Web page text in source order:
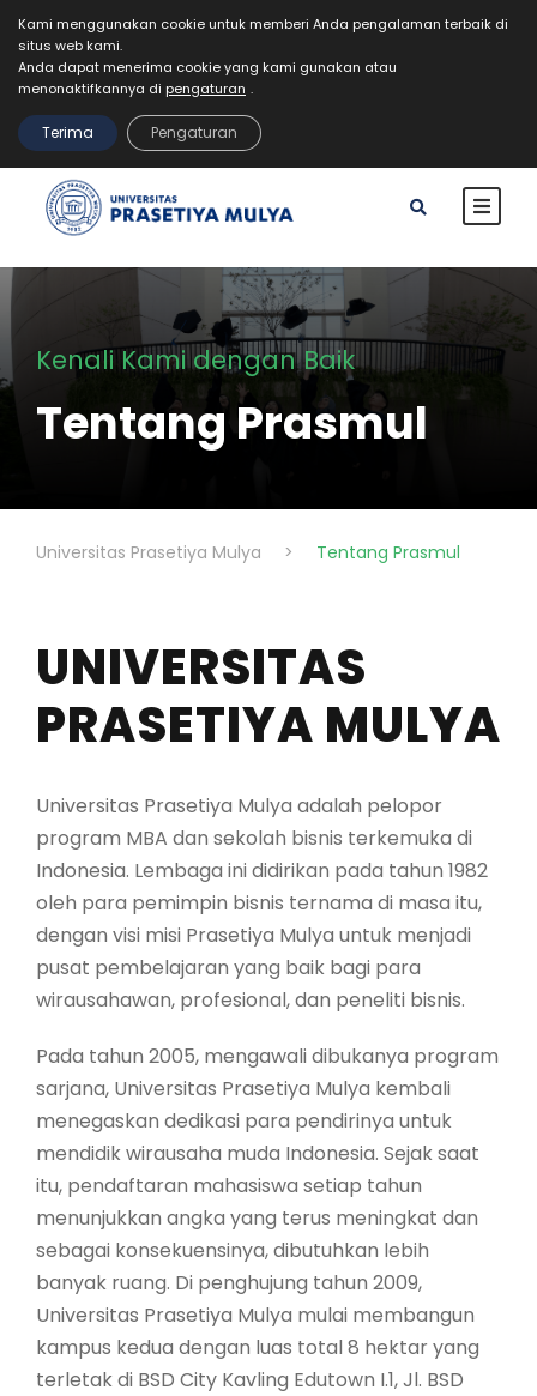
Mahasiswa Staff Alumni
VR Kampus Tur
MyPrasmul
REGISTRASI
Kenali Kami dengan Baik
Tentang Prasmul
Universitas Prasetiya Mulya > Tentang Prasmul
UNIVERSITAS
PRASETIYA MULYA
Universitas Prasetiya Mulya adalah pelopor
program MBA dan sekolah bisnis terkemuka di
Indonesia. Lembaga ini didirikan pada tahun 1982
oleh para pemimpin bisnis ternama di masa itu,
dengan visi misi Prasetiya Mulya untuk menjadi
pusat pembelajaran yang baik bagi para
wirausahawan, profesional, dan peneliti bisnis.
Pada tahun 2005, mengawali dibukanya program
sarjana, Universitas Prasetiya Mulya kembali
menegaskan dedikasi para pendirinya untuk
mendidik wirausaha muda Indonesia. Sejak saat
itu, pendaftaran mahasiswa setiap tahun
menunjukkan angka yang terus meningkat dan
sebagai konsekuensinya, dibutuhkan lebih
banyak ruang. Di penghujung tahun 2009,
Universitas Prasetiya Mulya mulai membangun
kampus kedua dengan luas total 8 hektar yang
terletak di BSD City Kavling Edutown I.1, Jl. BSD
Kami menggunakan cookie untuk memberi Anda pengalaman terbaik di
situs web kami.
Anda dapat menerima cookie yang kami gunakan atau
menonaktifkannya di pengaturan .
Terima Pengaturan